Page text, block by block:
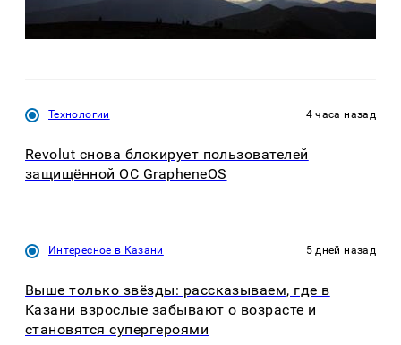
Технологии 4 часа назад
Revolut снова блокирует пользователей
защищённой ОС GrapheneOS
Интересное в Казани 5 дней назад
Выше только звёзды: рассказываем, где в
Казани взрослые забывают о возрасте и
становятся супергероями